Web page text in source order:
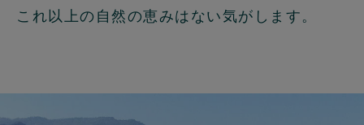
これ以上の自然の恵みはない気がします。